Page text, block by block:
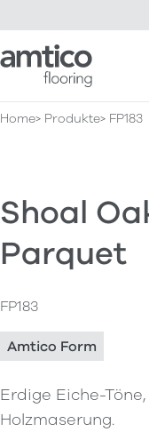
Amtico Flooring
Home Produkte FP183
Shoal
Parquet
FP183
Amtico Form
Erdige Eiche-
Holzmaserung.